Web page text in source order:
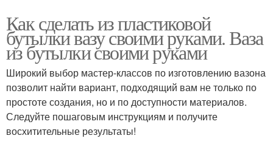
Как сделать из пластиковой
бутылки вазу своими руками. Ваза
из бутылки своими руками
Широкий выбор мастер-классов по изготовлению вазона
позволит найти вариант, подходящий вам не только по
простоте создания, но и по доступности материалов.
Следуйте пошаговым инструкциям и получите
восхитительные результаты!